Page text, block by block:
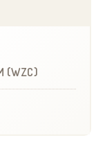
(WZC)